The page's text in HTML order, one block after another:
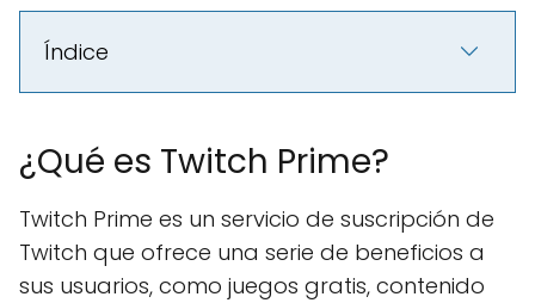
Índice
¿Qué es Twitch Prime?
Twitch Prime es un servicio de suscripción de
Twitch que ofrece una serie de beneficios a
sus usuarios, como juegos gratis, contenido